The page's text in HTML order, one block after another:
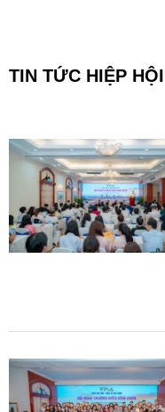
TIN TỨC HIỆP HỘI